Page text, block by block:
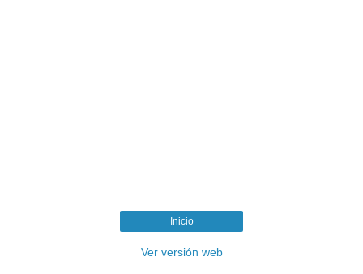
Inicio
Ver versión web